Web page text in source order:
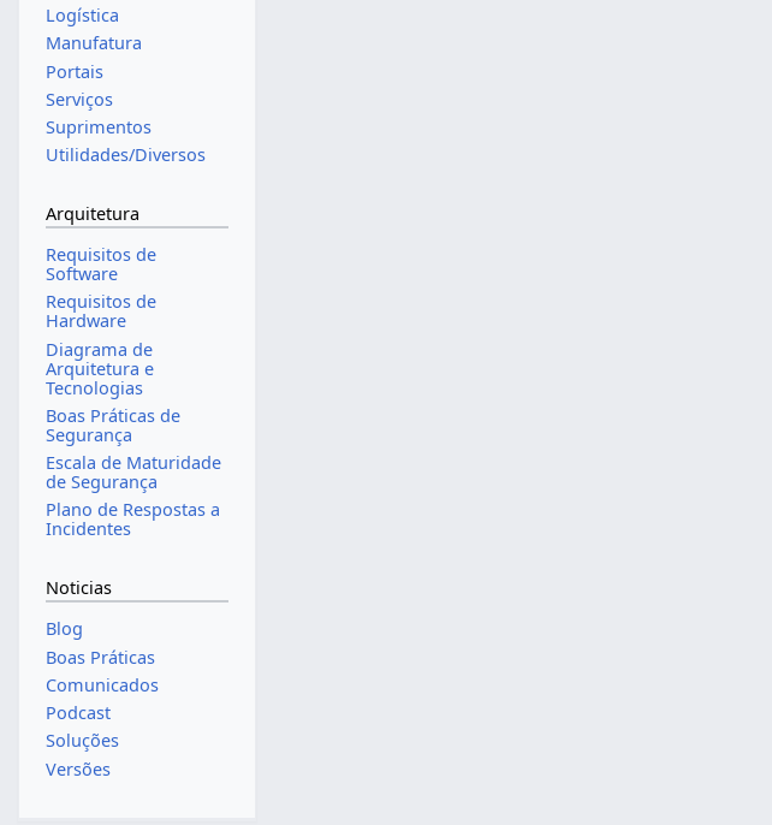
Logística
Manufatura
Portais
Serviços
Suprimentos
Utilidades/Diversos
Arquitetura
Requisitos de
Software
Requisitos de
Hardware
Diagrama de
Arquitetura e
Tecnologias
Boas Práticas de
Segurança
Escala de Maturidade
de Segurança
Plano de Respostas a
Incidentes
Noticias
Blog
Boas Práticas
Comunicados
Podcast
Soluções
Versões